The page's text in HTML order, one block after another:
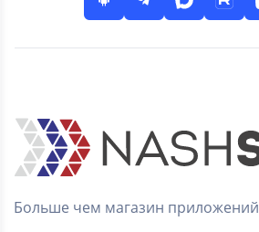
Больше чем магазин приложений